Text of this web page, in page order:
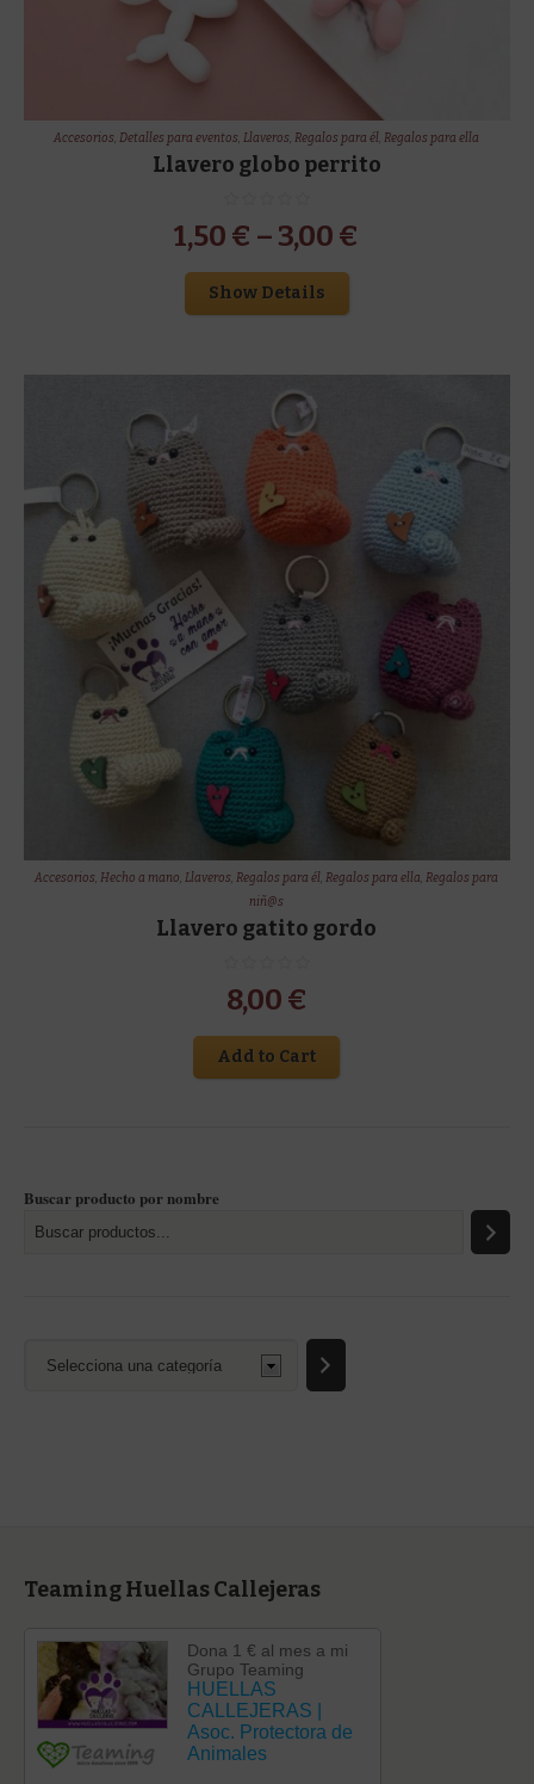
Accesorios,Detalles para eventos,Llaveros,Regalos para él,Regalos para ella
Llavero globo perrito
1,50 € –3,00 €
Show Details
Accesorios,Hecho a mano,Llaveros,Regalos para él,Regalos para ella,Regalos para
niñ@s
Llavero gatito gordo
8,00 €
Add to Cart
Buscar producto por nombre
Teaming Huellas Callejeras